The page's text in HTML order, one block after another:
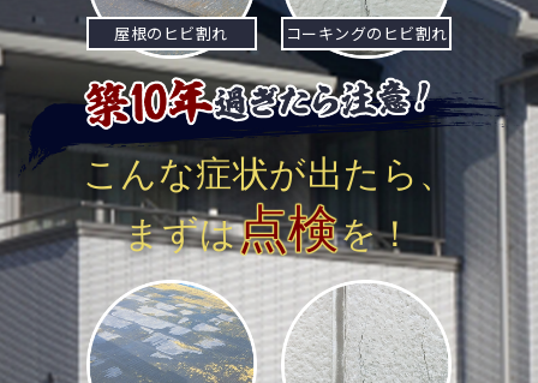
屋根のヒビ割れ コーキングのヒビ割れ
こんな症状が出たら、
まずは点検を！